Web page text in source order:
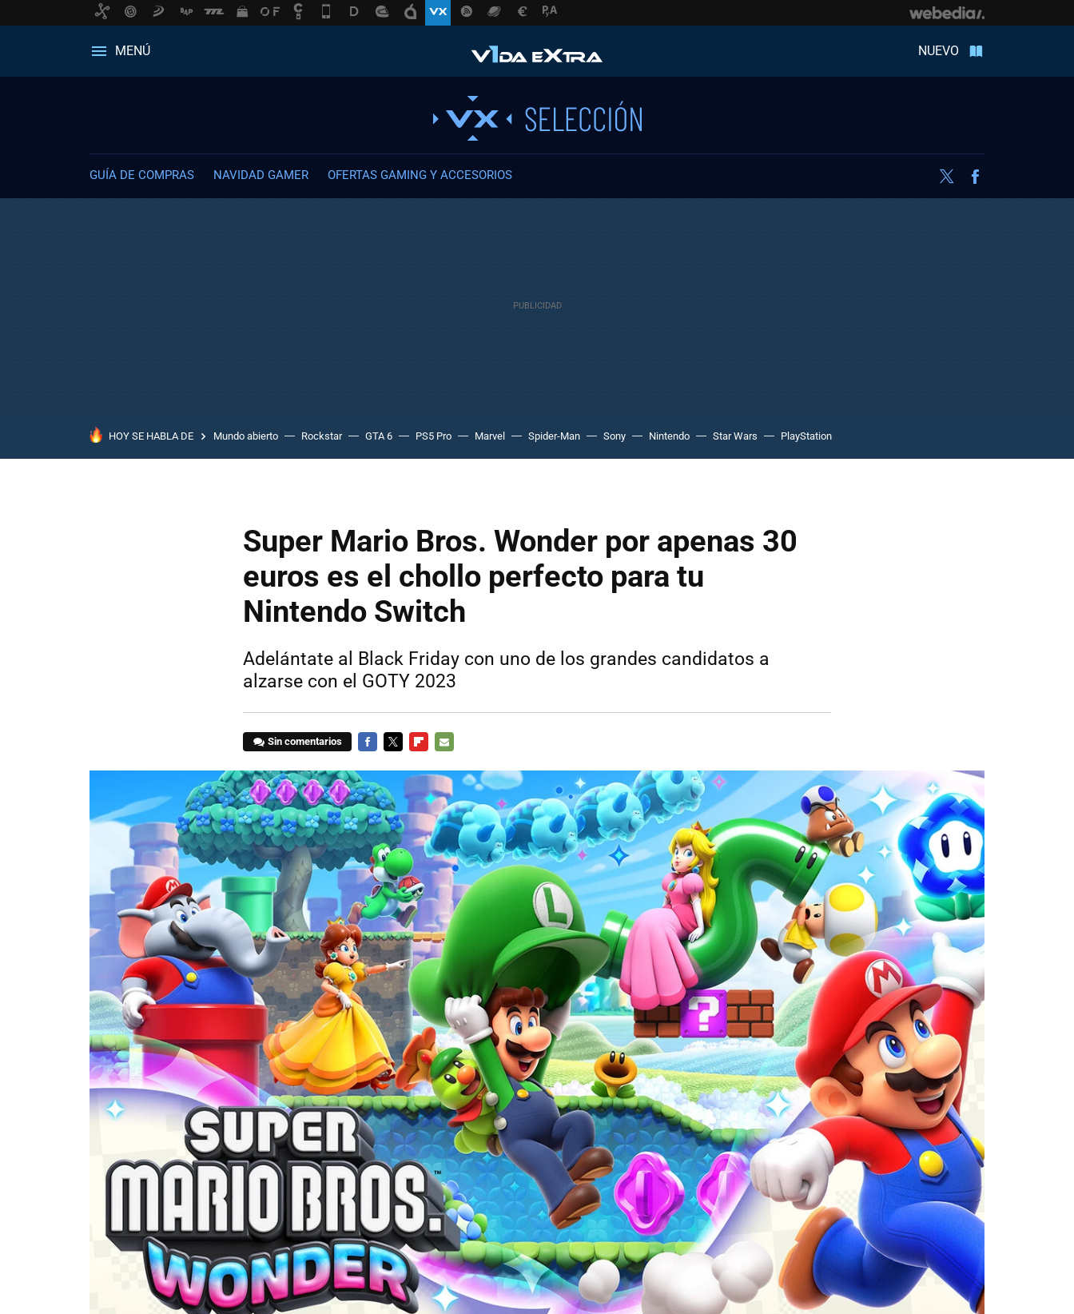
MENÚ NUEVO
GUÍA DE COMPRAS NAVIDAD GAMER OFERTAS GAMING Y ACCESORIOS Twitter
HOY SE HABLA DE Mundo abierto Rockstar GTA 6 PS5 Pro Marvel Spider-Man Sony Nintendo Star Wars PlayStation
Super Mario Bros. Wonder por apenas 30
euros es el chollo perfecto para tu
Nintendo Switch
Adelántate al Black Friday con uno de los grandes candidatos a
alzarse con el GOTY 2023
Sin comentarios
MAIL